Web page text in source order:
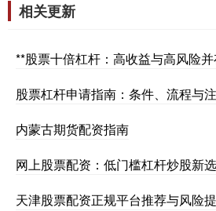
相关更新
**股票十倍杠杆：高收益与高风险
股票杠杆申请指南：条件、流程与
内蒙古期货配资指南
网上股票配资：低门槛杠杆炒股新
天津股票配资正规平台推荐与风险